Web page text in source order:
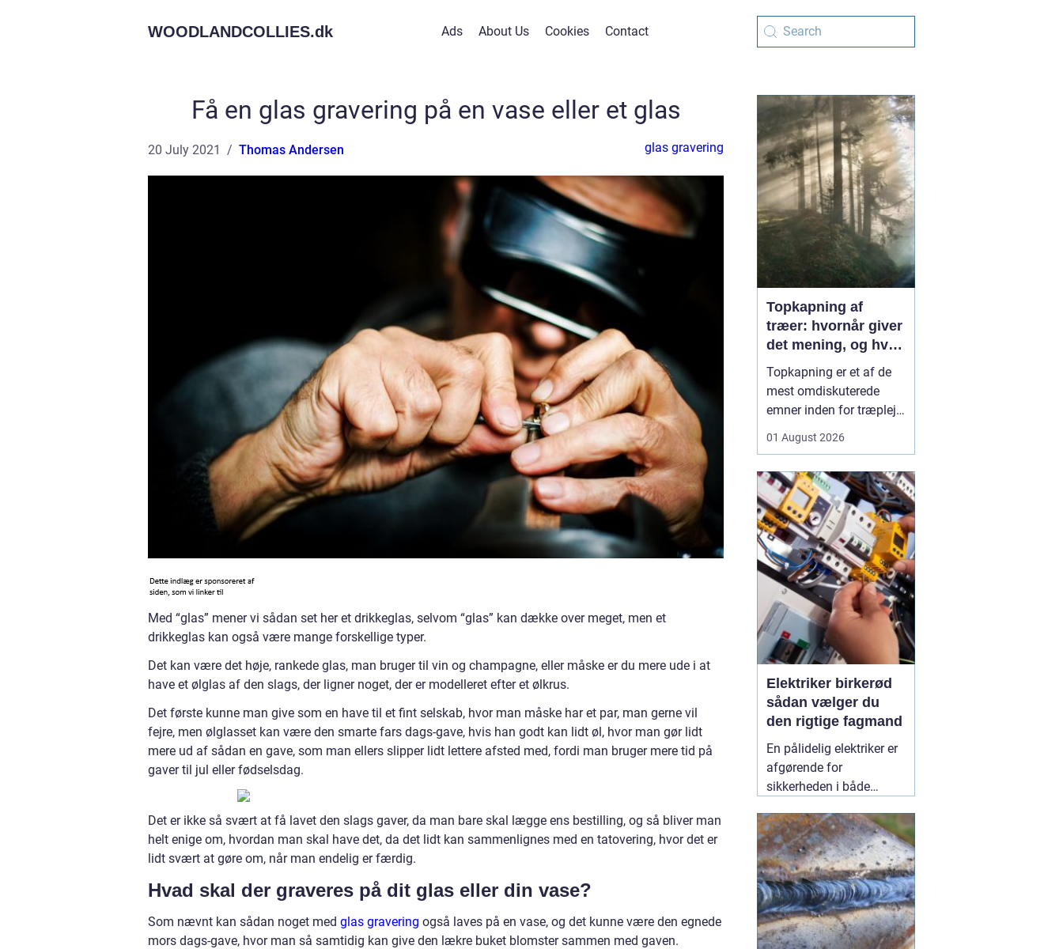
WOODLANDCOLLIES.dk Ads About Us Cookies Contact
Få en glas gravering på en vase eller et glas
20 July 2021 Thomas Andersen glas gravering
Med “glas” mener vi sådan set her et drikkeglas, selvom “glas” kan dække over meget, men et
drikkeglas kan også være mange forskellige typer.
Det kan være det høje, rankede glas, man bruger til vin og champagne, eller måske er du mere ude i at
have et ølglas af den slags, der ligner noget, der er modelleret efter et ølkrus.
Det første kunne man give som en have til et fint selskab, hvor man måske har et par, man gerne vil
fejre, men ølglasset kan være den smarte fars dags-gave, hvis han godt kan lidt øl, hvor man gør lidt
mere ud af sådan en gave, som man ellers slipper lidt lettere afsted med, fordi man bruger mere tid på
gaver til jul eller fødselsdag.
Det er ikke så svært at få lavet den slags gaver, da man bare skal lægge ens bestilling, og så bliver man
helt enige om, hvordan man skal have det, da det lidt kan sammenlignes med en tatovering, hvor det er
lidt svært at gøre om, når man endelig er færdig.
Hvad skal der graveres på dit glas eller din vase?
Som nævnt kan sådan noget med glas gravering også laves på en vase, og det kunne være den egnede
mors dags-gave, hvor man så samtidig kan give den lækre buket blomster sammen med gaven.
Topkapning af
træer: hvornår giver
det mening, og hvad
skal du være
opmærksom på?
Topkapning er et af de
mest omdiskuterede
emner inden for træpleje.
på et for højt træ tæt på
tænker, at problemet er
løst, hvis man bare s...
01 August 2026
Elektriker birkerød
sådan vælger du
den rigtige fagmand
En pålidelig elektriker er
afgørende for
sikkerheden i både
virksomheder.
Elinstallationer er
usynlige i hverdagen,
men når noget fejler,
mærker man det med
det samme. I Birkerød og
omegn søger mange